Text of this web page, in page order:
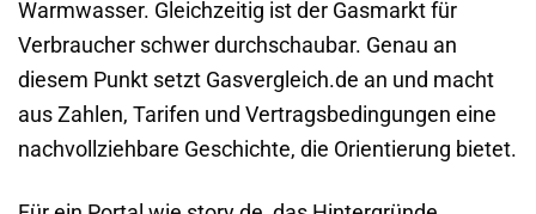
Warmwasser. Gleichzeitig ist der Gasmarkt für
Verbraucher schwer durchschaubar. Genau an
diesem Punkt setzt Gasvergleich.de an und macht
aus Zahlen, Tarifen und Vertragsbedingungen eine
nachvollziehbare Geschichte, die Orientierung bietet.